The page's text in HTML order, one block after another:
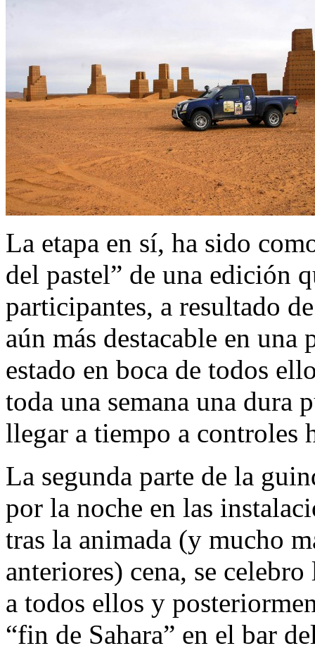
La etapa en sí, ha sido
del pastel” de una edición
participantes, a resultado
aún más destacable en una
estado en boca de todos
toda una semana una dura
llegar a tiempo a controles
La segunda parte de la
por la noche en las
tras la animada (y mucho
anteriores) cena, se
a todos ellos y
“fin de Sahara” en el bar